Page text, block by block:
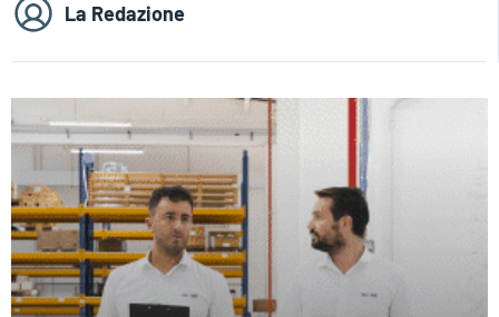
La Redazione